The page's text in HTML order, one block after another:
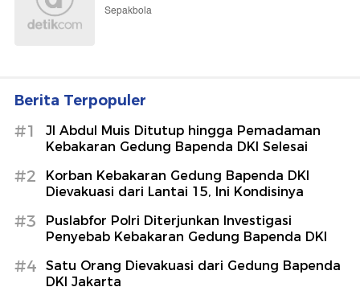
Sepakbola
Berita Terpopuler
#1
Jl Abdul Muis Ditutup hingga Pemadaman
Kebakaran Gedung Bapenda DKI Selesai
#2
Korban Kebakaran Gedung Bapenda DKI
Dievakuasi dari Lantai 15, Ini Kondisinya
#3
Puslabfor Polri Diterjunkan Investigasi
Penyebab Kebakaran Gedung Bapenda DKI
#4
Satu Orang Dievakuasi dari Gedung Bapenda
DKI Jakarta